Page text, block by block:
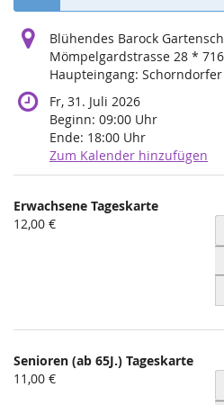
Blühendes Barock
Mömpelgardstrasse 28 *
Haupteingang:
Fr, 31. Juli 2026
Beginn: 09:00 Uhr
Ende: 18:00 Uhr
Zum Kalender hinzufügen
Produkte
Unkategorisierte
Erwachsene Tageskarte
12,00 €
Senioren (ab 65J.) Tageskarte
11,00 €